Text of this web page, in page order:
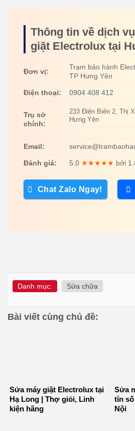
Thông tin về dịch
giặt Electrolux tại
Đơn vị:
Trạm bảo hành
TP Hưng Yên
Điện thoại: 0904 408 412
Trụ sở
chính:
233 Điện Biên 2, Thị
Hưng Yên
Email:
Đánh giá: 5.0 ★★★★★ bởi
Chat Zalo Ngay!
Danh mục: Sửa chữa
Bài viết cùng chủ đề:
Sửa máy giặt Electrolux tại
Hạ Long | Thợ giỏi, Linh
kiện hãng
Sửa
tín số
Nội